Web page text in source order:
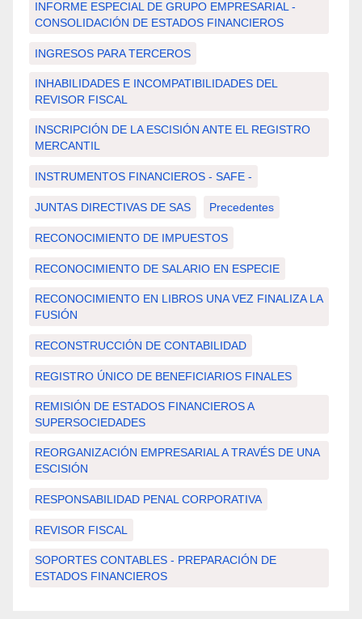
INFORME ESPECIAL DE GRUPO EMPRESARIAL -
CONSOLIDACIÓN DE ESTADOS FINANCIEROS
INGRESOS PARA TERCEROS
INHABILIDADES E INCOMPATIBILIDADES DEL
REVISOR FISCAL
INSCRIPCIÓN DE LA ESCISIÓN ANTE EL REGISTRO
MERCANTIL
INSTRUMENTOS FINANCIEROS - SAFE -
JUNTAS DIRECTIVAS DE SAS Precedentes
RECONOCIMIENTO DE IMPUESTOS
RECONOCIMIENTO DE SALARIO EN ESPECIE
RECONOCIMIENTO EN LIBROS UNA VEZ FINALIZA LA
FUSIÓN
RECONSTRUCCIÓN DE CONTABILIDAD
REGISTRO ÚNICO DE BENEFICIARIOS FINALES
REMISIÓN DE ESTADOS FINANCIEROS A
SUPERSOCIEDADES
REORGANIZACIÓN EMPRESARIAL A TRAVÉS DE UNA
ESCISIÓN
RESPONSABILIDAD PENAL CORPORATIVA
REVISOR FISCAL
SOPORTES CONTABLES - PREPARACIÓN DE
ESTADOS FINANCIEROS